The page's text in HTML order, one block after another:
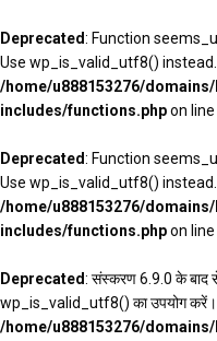
Deprecated: Function
Use wp_is_valid_utf8()
/home/u888153276/
includes/functions.phpon line
Deprecated: Function
Use wp_is_valid_utf8()
/home/u888153276/
includes/functions.phpon line
Deprecated: संस्करण 6.9.0 के
wp_is_valid_utf8() का उपयोग
/home/u888153276/